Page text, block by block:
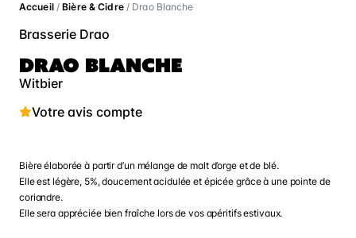
Accueil/Bière & Cidre/ Drao Blanche
Brasserie Drao
DRAO BLANCHE
Witbier
Votre avis compte
Bière élaborée à partir d’un mélange de malt d’orge et de blé.
Elle est légère, 5%, doucement acidulée et épicée grâce à une pointe de
coriandre.
Elle sera appréciée bien fraîche lors de vos apéritifs estivaux.